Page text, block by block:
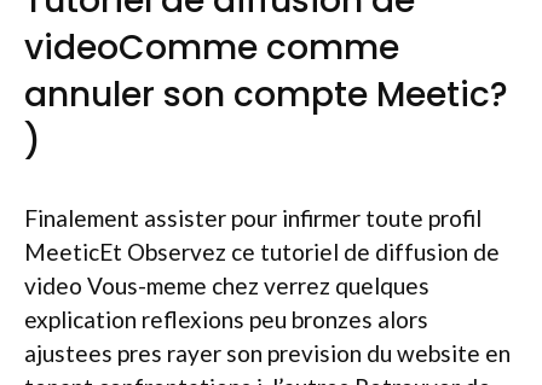
videoComme comme
annuler son compte Meetic?
)
Finalement assister pour infirmer toute profil
MeeticEt Observez ce tutoriel de diffusion de
video Vous-meme chez verrez quelques
explication reflexions peu bronzes alors
ajustees pres rayer son prevision du website en